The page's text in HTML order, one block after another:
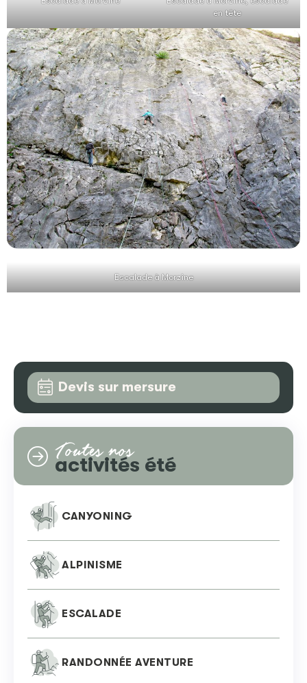
en tête
Escalade à Morzine
Devis sur mersure
Toutes nos
activités été
CANYONING
ALPINISME
ESCALADE
RANDONNÉE AVENTURE